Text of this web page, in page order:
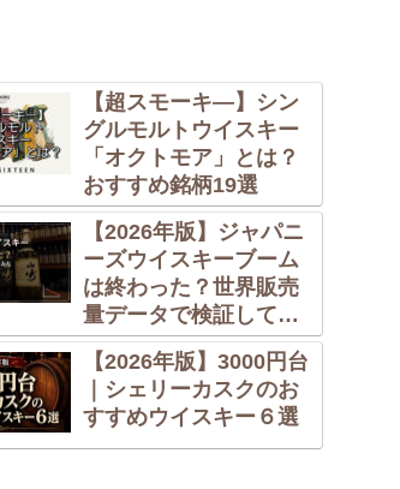
【超スモーキ―】シン
グルモルトウイスキー
「オクトモア」とは？
おすすめ銘柄19選
【2026年版】ジャパニ
ーズウイスキーブーム
は終わった？世界販売
量データで検証してみ
た
【2026年版】3000円台
｜シェリーカスクのお
すすめウイスキー６選